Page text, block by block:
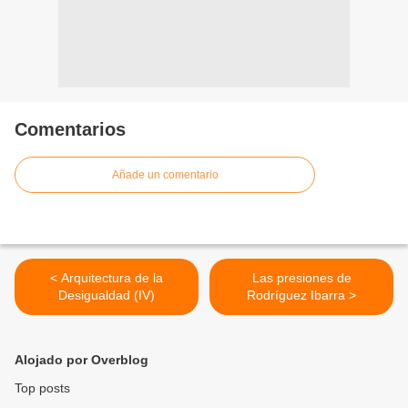
Comentarios
Añade un comentario
< Arquitectura de la
Desigualdad (IV)
Las presiones de
Rodríguez Ibarra >
Alojado por Overblog
Top posts